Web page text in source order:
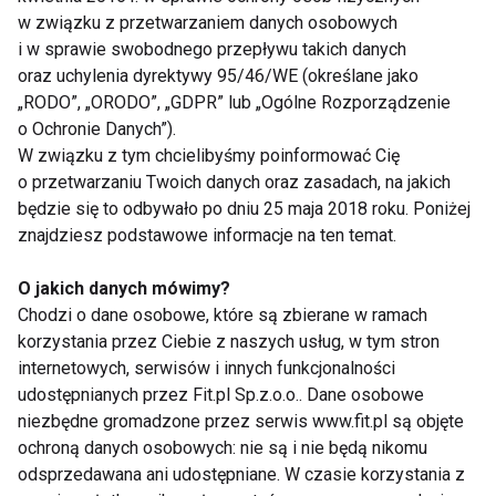
W sumie całość trwa cztery minuty. Tabata
sprawdza się także w przypadku ćwiczeń siłowych,
choć maksymalne obciążenie nie jest zalecane.
Kalistenika
Wykorzystaj masę własnego ciała zamiast kolejnych
urządzeń. Możesz na przykład podciągać się na
drążku lub ćwiczyć opuszczenia na dwóch
poziomych rurkach. Wystarczy odrobina wyobraźni
by wymyślić jeszcze więcej podobnych rozwiązań.
Tylko opuszczenia
w związku z przetwarzaniem danych osobowych
i w sprawie swobodnego przepływu takich danych
oraz uchylenia dyrektywy 95/46/WE (określane jako
„RODO”, „ORODO”, „GDPR” lub „Ogólne Rozporządzenie
o Ochronie Danych”).
W związku z tym chcielibyśmy poinformować Cię
o przetwarzaniu Twoich danych oraz zasadach, na jakich
będzie się to odbywało po dniu 25 maja 2018 roku. Poniżej
znajdziesz podstawowe informacje na ten temat.
O jakich danych mówimy?
Chodzi o dane osobowe, które są zbierane w ramach
korzystania przez Ciebie z naszych usług, w tym stron
internetowych, serwisów i innych funkcjonalności
udostępnianych przez Fit.pl Sp.z.o.o.. Dane osobowe
niezbędne gromadzone przez serwis www.fit.pl są objęte
ochroną danych osobowych: nie są i nie będą nikomu
odsprzedawana ani udostępniane. W czasie korzystania z